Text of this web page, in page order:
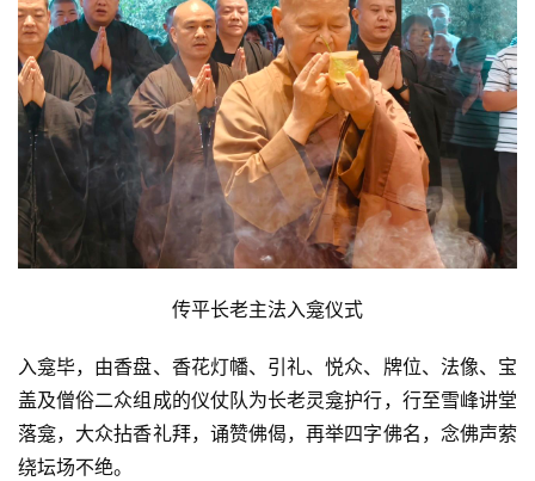
传平长老主法入龛仪式
入龛毕，由香盘、香花灯幡、引礼、悦众、牌位、法像、宝
盖及僧俗二众组成的仪仗队为长老灵龛护行，行至雪峰讲堂
落龛，大众拈香礼拜，诵赞佛偈，再举四字佛名，念佛声萦
绕坛场不绝。